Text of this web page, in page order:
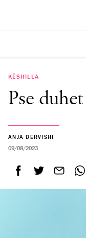
KËSHILLA
Pse
ANJA DERVISHI
09/08/2023